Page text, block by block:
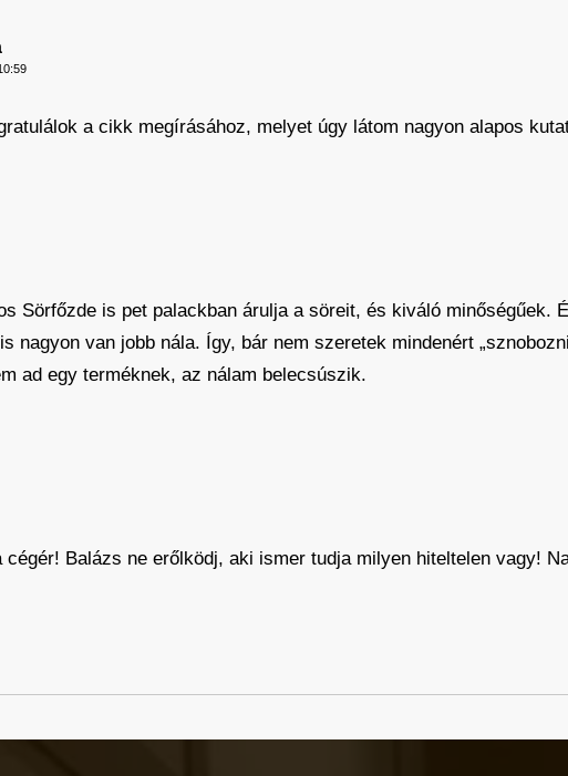
a cikk megírásához, melyet úgy látom nagyon alapos
Sörfőzde is pet palackban árulja a söreit, és kiváló minőségűek.
nagyon van jobb nála. Így, bár nem szeretek mindenért
ad egy terméknek, az nálam belecsúszik.
Balázs ne erőlködj, aki ismer tudja milyen hiteltelen vagy!